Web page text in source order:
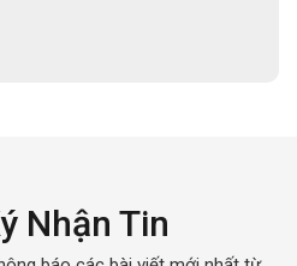
Nhận Tin